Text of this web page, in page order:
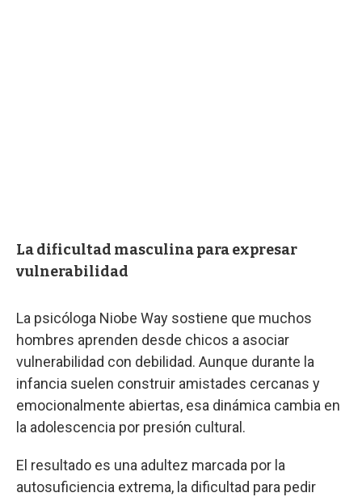
La dificultad masculina para expresar
vulnerabilidad
La psicóloga Niobe Way sostiene que muchos
hombres aprenden desde chicos a asociar
vulnerabilidad con debilidad. Aunque durante la
infancia suelen construir amistades cercanas y
emocionalmente abiertas, esa dinámica cambia en
la adolescencia por presión cultural.
El resultado es una adultez marcada por la
autosuficiencia extrema, la dificultad para pedir